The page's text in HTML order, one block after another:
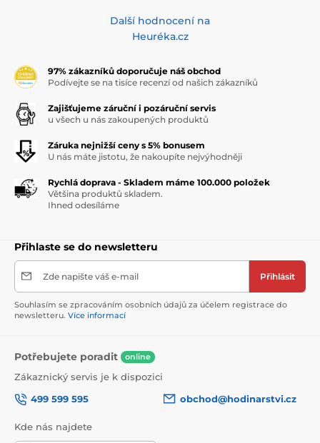
Další hodnocení na
Heuréka.cz
97% zákazníků doporučuje náš obchod
Podívejte se na tisíce recenzí od našich zákazníků
Zajišťujeme záruční i pozáruční servis
u všech u nás zakoupených produktů
Záruka nejnižší ceny s 5% bonusem
U nás máte jistotu, že nakoupíte nejvýhodněji
Rychlá doprava - Skladem máme 100.000 položek
Většina produktů skladem.
Ihned odesíláme
Přihlaste se do newsletteru
Zde napište váš e-mail Přihlásit
Souhlasím se zpracováním osobních údajů za účelem registrace do
newsletteru. Více informací
Potřebujete poradit online
Zákaznický servis je k dispozici
499 599 595
obchod@hodinarstvi.cz
Kde nás najdete